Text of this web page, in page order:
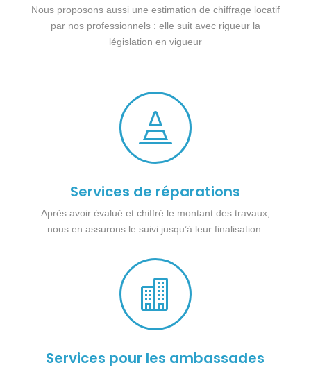
Nous proposons aussi une estimation de chiffrage locatif
par nos professionnels : elle suit avec rigueur la
législation en vigueur

Services de réparations
Après avoir évalué et chiffré le montant des travaux,
nous en assurons le suivi jusqu’à leur finalisation.

Services pour les ambassades